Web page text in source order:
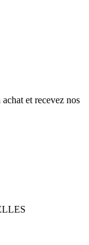
et recevez nos